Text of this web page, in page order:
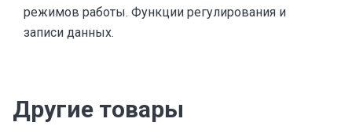
режимов работы. Функции регулирования и
записи данных.
Другие товары